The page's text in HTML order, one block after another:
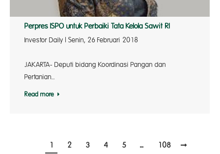
Perpres ISPO untuk Perbaiki Tata Kelola Sawit RI
Investor Daily | Senin, 26 Februari 2018
JAKARTA- Deputi bidang Koordinasi Pangan dan
Pertanian…
Read more
1 2 3 4 5 … 108